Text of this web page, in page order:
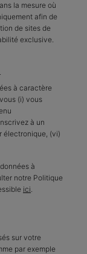
la mesure où
afin de
de sites de
exclusive.
à caractère
(i) vous
à un
électronique, (vi)
à
notre Politique
ici.
sur votre
par exemple